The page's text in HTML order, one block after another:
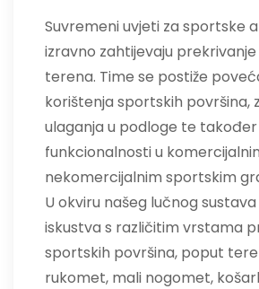
Suvremeni uvjeti za sportske
izravno zahtijevaju
terena. Time se postiže
korištenja sportskih površina,
ulaganja u podloge te
funkcionalnosti u
nekomercijalnim sportskim
U okviru našeg lučnog
iskustva s različitim vrstama
sportskih površina, poput
rukomet, mali nogomet,